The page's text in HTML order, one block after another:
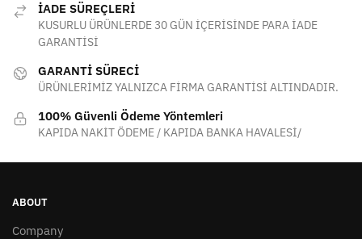
İADE SÜREÇLERİ
KUSURLU ÜRÜNLERDE 30 GÜN İÇERİSİNDE PARA İADE
GARANTİSİ
GARANTİ SÜRECİ
ÜRÜNLERİMİZ YALNIZCA FİRMA GARANTİSİ ALTINDADIR.
100% Güvenli Ödeme Yöntemleri
KAPIDA NAKİT ÖDEME / KAPIDA BANKA HAVALESİ/
ABOUT
Company